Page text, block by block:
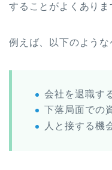
することがよくありま
例えば、以下のような
会社を退職す
下落局面での
人と接する機